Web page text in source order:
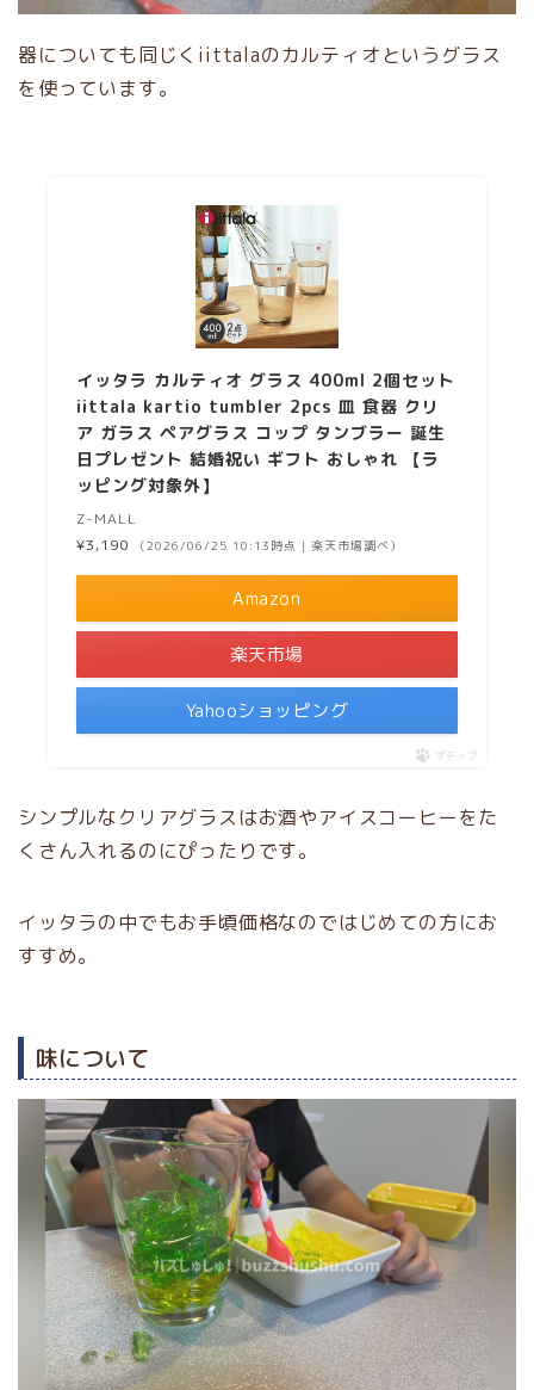
器についても同じくiittalaのカルティオというグラス
を使っています。
イッタラ カルティオ グラス 400ml 2個セット
iittala kartio tumbler 2pcs 皿 食器 クリ
ア ガラス ペアグラス コップ タンブラー 誕生
日プレゼント 結婚祝い ギフト おしゃれ 【ラ
ッピング対象外】
Z-MALL
¥3,190
（2026/06/25 10:13時点 | 楽天市場調べ）
Amazon
楽天市場
Yahooショッピング
ポチップ
シンプルなクリアグラスはお酒やアイスコーヒーをた
くさん入れるのにぴったりです。
イッタラの中でもお手頃価格なのではじめての方にお
すすめ。
味について